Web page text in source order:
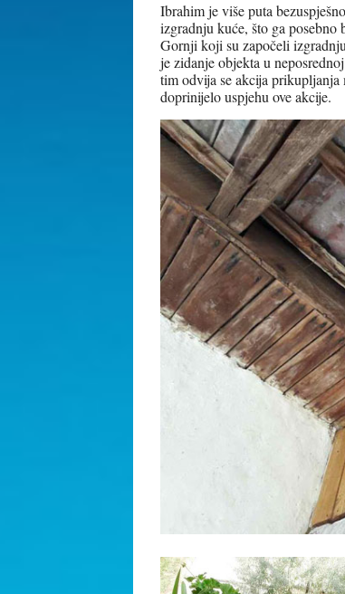
Ibrahim je više puta
izgradnju kuće, što ga
Gornji koji su započeli
je zidanje objekta u
tim odvija se akcija prikupljanja
doprinijelo uspjehu ove akcije.